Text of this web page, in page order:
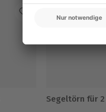
Segeltörn für 2